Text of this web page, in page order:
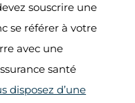
souscrire une
se référer à votre
avec une
santé
disposez d’une